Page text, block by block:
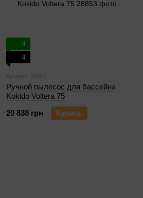
4
4
Артикул: 28853
Ручной пылесос для бассейна
Kokido Voltera 75
20 838 грн
Купить